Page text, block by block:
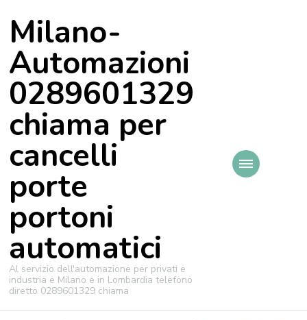
Milano-
Automazioni
0289601329
chiama per
cancelli
porte
portoni
automatici
Al servizio dell'automazione per privati e
industria e Milano e in Lombardia telefono
diretto 0289601329 chiama